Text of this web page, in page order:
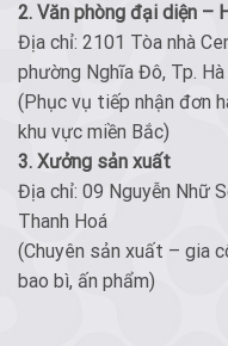
2. Văn phòng đại diện –
Địa chỉ: 2101 Tòa nhà
phường Nghĩa Đô, Tp.
(Phục vụ tiếp nhận đơn
khu vực miền Bắc)
3. Xưởng sản xuất
Địa chỉ: 09 Nguyễn Nhữ
Thanh Hoá
(Chuyên sản xuất – gia
bao bì, ấn phẩm)